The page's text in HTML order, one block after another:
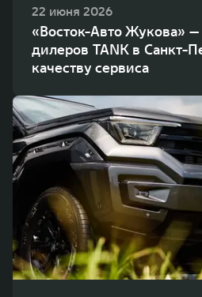
22 июня 2026
«Восток-Авто Жукова»
дилеров TANK в Санкт-
качеству сервиса